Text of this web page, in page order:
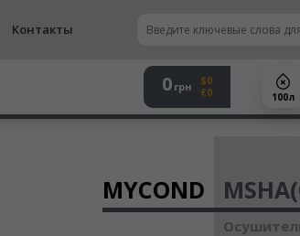
Контакты
0 грн
$0
€0
100 л
MYCOND